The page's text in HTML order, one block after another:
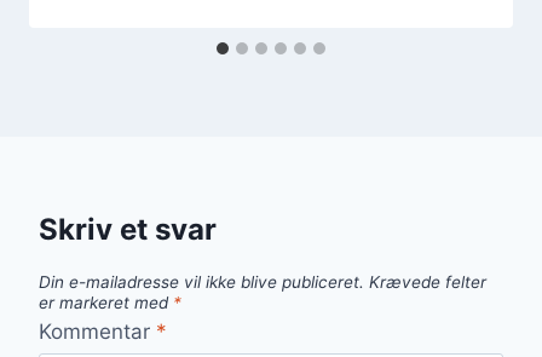
Skriv et svar
Din e-mailadresse vil ikke blive publiceret. Krævede felter
er markeret med *
Kommentar *